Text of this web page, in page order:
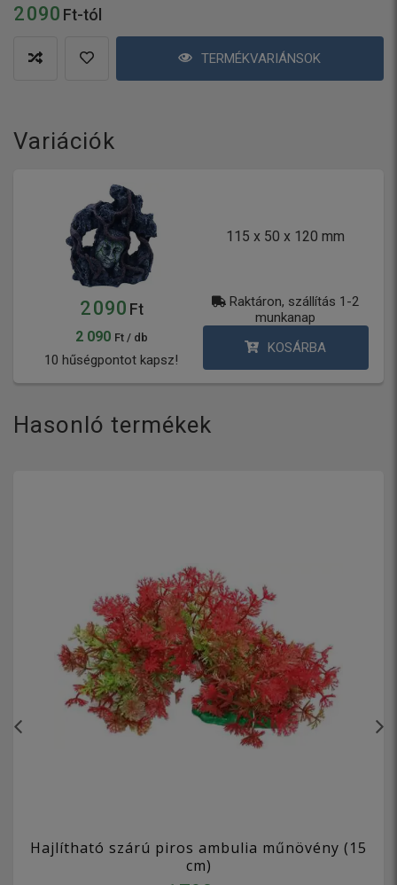
2 090 Ft-tól
TERMÉKVARIÁNSOK
Variációk
115 x 50 x 120 mm
2 090 Ft
2 090 Ft / db
10 hűségpontot kapsz!
Raktáron, szállítás 1-2
munkanap
KOSÁRBA
Hasonló termékek
Hajlítható szárú piros ambulia műnövény (15
cm)